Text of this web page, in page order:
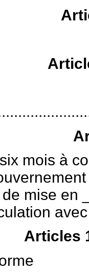
mois à
mise en
Articles